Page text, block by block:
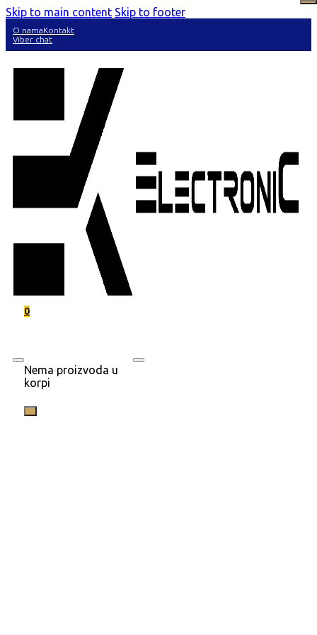
Skip to main content Skip to footer
O namaKontakt
Viber chat
0
Nema proizvoda u
korpi